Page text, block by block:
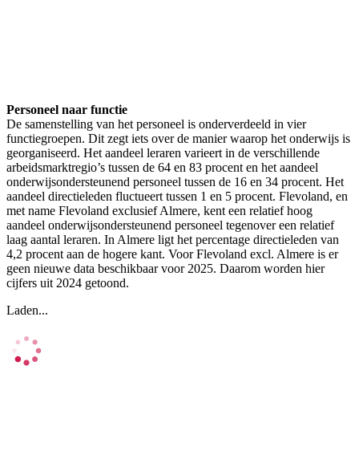
Personeel naar functie
De samenstelling van het personeel is onderverdeeld in vier
functiegroepen. Dit zegt iets over de manier waarop het onderwijs is
georganiseerd. Het aandeel leraren varieert in de verschillende
arbeidsmarktregio’s tussen de 64 en 83 procent en het aandeel
onderwijsondersteunend personeel tussen de 16 en 34 procent. Het
aandeel directieleden fluctueert tussen 1 en 5 procent. Flevoland, en
met name Flevoland exclusief Almere, kent een relatief hoog
aandeel onderwijsondersteunend personeel tegenover een relatief
laag aantal leraren. In Almere ligt het percentage directieleden van
4,2 procent aan de hogere kant. Voor Flevoland excl. Almere is er
geen nieuwe data beschikbaar voor 2025. Daarom worden hier
cijfers uit 2024 getoond.
Laden...